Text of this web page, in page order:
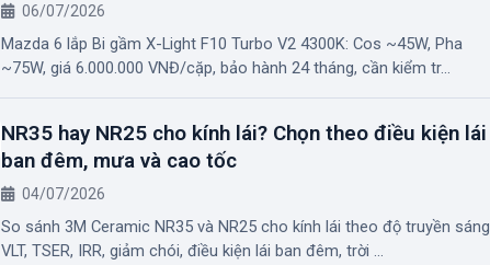
06/07/2026
Mazda 6 lắp Bi gầm X-Light F10 Turbo V2 4300K: Cos ~45W, Pha
~75W, giá 6.000.000 VNĐ/cặp, bảo hành 24 tháng, cần kiểm tr...
NR35 hay NR25 cho kính lái? Chọn theo điều kiện lái
ban đêm, mưa và cao tốc
04/07/2026
So sánh 3M Ceramic NR35 và NR25 cho kính lái theo độ truyền sáng
VLT, TSER, IRR, giảm chói, điều kiện lái ban đêm, trời ...